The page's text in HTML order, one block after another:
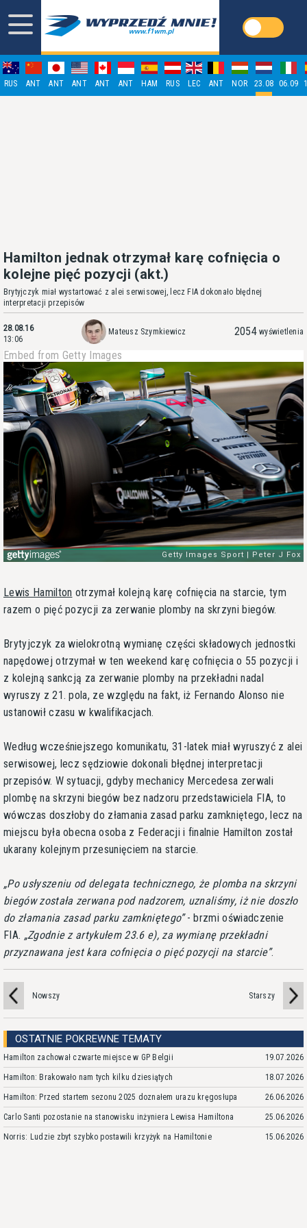
RUS ANT ANT ANT ANT ANT HAM RUS LEC ANT NOR 23.08 06.09
Hamilton jednak otrzymał karę cofnięcia o
kolejne pięć pozycji (akt.)
Brytyjczyk miał wystartować z alei serwisowej, lecz FIA dokonało błędnej
interpretacji przepisów
28.08.16
13:06
Mateusz Szymkiewicz 2054 wyświetlenia
Embed from Getty Images
Lewis Hamilton otrzymał kolejną karę cofnięcia na starcie, tym
razem o pięć pozycji za zerwanie plomby na skrzyni biegów.
Brytyjczyk za wielokrotną wymianę części składowych jednostki
napędowej otrzymał w ten weekend karę cofnięcia o 55 pozycji i
z kolejną sankcją za zerwanie plomby na przekładni nadal
wyruszy z 21. pola, ze względu na fakt, iż Fernando Alonso nie
ustanowił czasu w kwalifikacjach.
Według wcześniejszego komunikatu, 31-latek miał wyruszyć z alei
serwisowej, lecz sędziowie dokonali błędnej interpretacji
przepisów. W sytuacji, gdyby mechanicy Mercedesa zerwali
plombę na skrzyni biegów bez nadzoru przedstawiciela FIA, to
wówczas doszłoby do złamania zasad parku zamkniętego, lecz na
miejscu była obecna osoba z Federacji i finalnie Hamilton został
ukarany kolejnym przesunięciem na starcie.
Po usłyszeniu od delegata technicznego, że plomba na skrzyni
biegów została zerwana pod nadzorem, uznaliśmy, iż nie doszło
do złamania zasad parku zamkniętego - brzmi oświadczenie
FIA. Zgodnie z artykułem 23.6 e), za wymianę przekładni
przyznawana jest kara cofnięcia o pięć pozycji na starcie .
Nowszy Starszy
OSTATNIE POKREWNE TEMATY
Hamilton zachował czwarte miejsce w GP Belgii 19.07.2026
Hamilton: Brakowało nam tych kilku dziesiątych 18.07.2026
Hamilton: Przed startem sezonu 2025 doznałem urazu kręgosłupa 26.06.2026
Carlo Santi pozostanie na stanowisku inżyniera Lewisa Hamiltona 25.06.2026
Norris: Ludzie zbyt szybko postawili krzyżyk na Hamiltonie 15.06.2026